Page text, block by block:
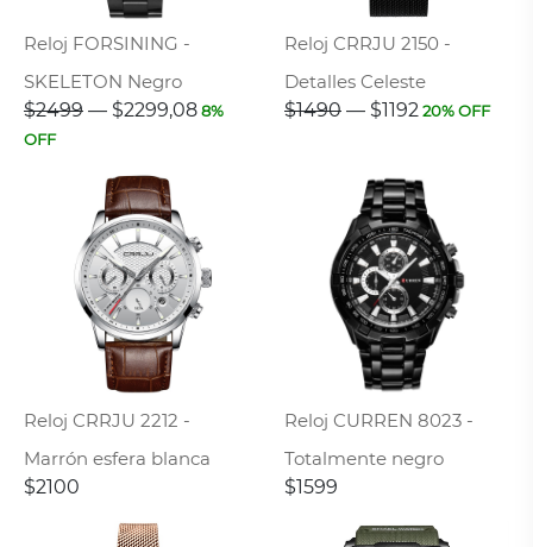
Reloj FORSINING -
SKELETON Negro
$2499 — $2299,088%
OFF
Reloj CRRJU 2150 -
Detalles Celeste
$1490 — $119220% OFF
Reloj CRRJU 2212 -
Marrón esfera blanca
$2100
Reloj CURREN 8023 -
Totalmente negro
$1599